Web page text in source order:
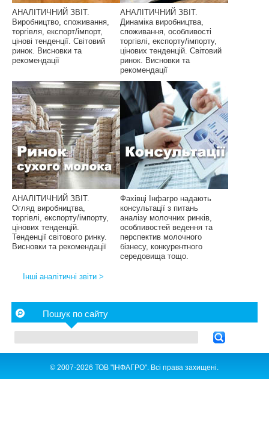
АНАЛІТИЧНИЙ ЗВІТ.
Виробництво, споживання,
торгівля, експорт/імпорт,
цінові тенденції. Світовий
ринок. Висновки та
рекомендації
АНАЛІТИЧНИЙ ЗВІТ.
Динаміка виробництва,
споживання, особливості
торгівлі, експорту/імпорту,
цінових тенденцій. Світовий
ринок. Висновки та
рекомендації
АНАЛІТИЧНИЙ ЗВІТ.
Огляд виробництва,
торгівлі, експорту/імпорту,
цінових тенденцій.
Тенденції світового ринку.
Висновки та рекомендації
Фахівці Інфагро надають
консультації з питань
аналізу молочних ринків,
особливостей ведення та
перспектив молочного
бізнесу, конкурентного
середовища тощо.
Інші аналітичні звіти >
Пошук по сайту
© 2007-2026 ТОВ "ІНФАГРО". Всі права захищені.